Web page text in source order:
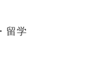
留学